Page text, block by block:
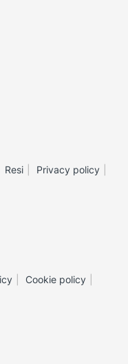
Resi
Privacy policy
Cookie policy